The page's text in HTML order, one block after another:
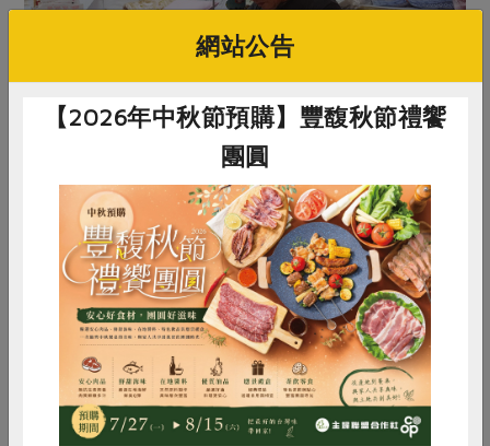
偶然問起郭瑞雲師傅有無考慮過將手工製作棉被的技術傳
承下去？
「有人想要學，但我不敢教。好幾年前，到日本旅遊時，
發現手工棉被放在美術館當成工藝品來展示，被當成工藝
品就沒用了，生活中用不到。教了這個技術，人家不能生
活。」身體還硬朗的師傅一邊來回一層層鋪上有機棉片，
一邊說著這段往事。
惜食 RPET 食譜 減硝酸鹽
雞蛋 食安 共同購買
網站公告
【2026年中秋節預購】豐馥秋節禮饗
團圓